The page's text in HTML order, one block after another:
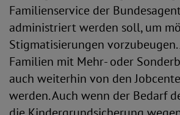
Familienservice der
administriert werden soll, um
Stigmatisierungen
Familien mit Mehr- oder
auch weiterhin von den
werden. Auch wenn der Bedarf